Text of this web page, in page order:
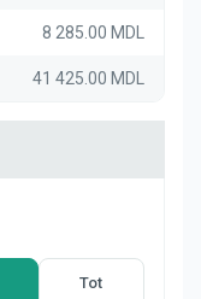
8 285.00 MDL
41 425.00 MDL
Tot